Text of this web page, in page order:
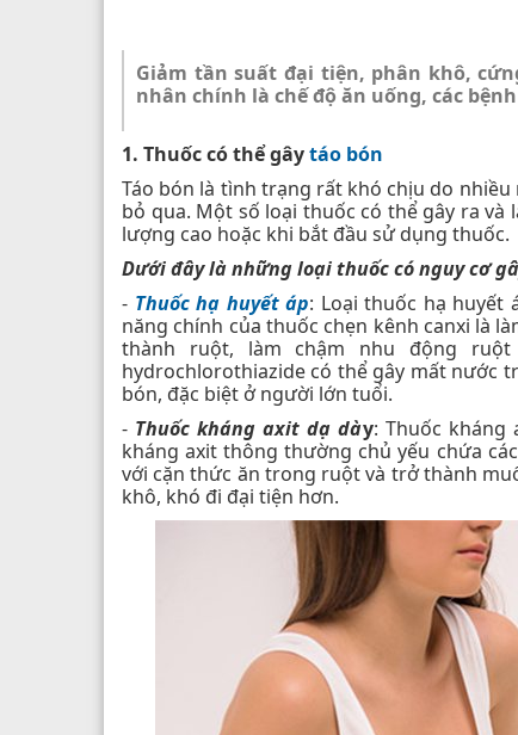
Giảm tần suất đại tiện, phân khô,
nhân chính là chế độ ăn uống, các
1. Thuốc có thể gâytáo bón
Táo bón là tình trạng rất khó chịu do
bỏ qua. Một số loại thuốc có thể gây ra
lượng cao hoặc khi bắt đầu sử dụng thuốc.
Dưới đây là những loại thuốc có nguy cơ
- Thuốc hạ huyết áp: Loại thuốc hạ huyết
năng chính của thuốc chẹn kênh canxi là
thành ruột, làm chậm nhu động
hydrochlorothiazide có thể gây mất nước
bón, đặc biệt ở người lớn tuổi.
- Thuốc kháng axit dạ dày: Thuốc kháng
kháng axit thông thường chủ yếu chứa
với cặn thức ăn trong ruột và trở thành
khô, khó đi đại tiện hơn.